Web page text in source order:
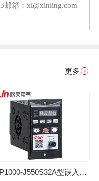
邮箱：xl@xinling.com
更多
XLP1000-J550S32A型嵌入式变频器